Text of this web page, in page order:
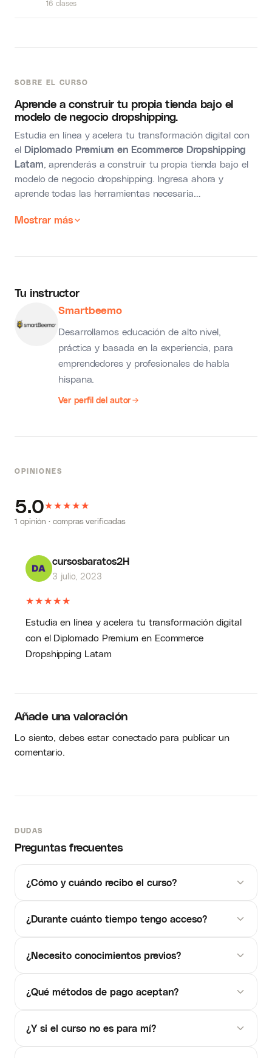
SOBRE EL CURSO
Aprende a construir tu propia tienda bajo el
modelo de negocio dropshipping.
Estudia en línea y acelera tu transformación digital con
el Diplomado Premium en Ecommerce Dropshipping
Latam , aprenderás a construir tu propia tienda bajo el
modelo de negocio dropshipping. Ingresa ahora y
aprende todas las herramientas necesaria…
Mostrar más
16 clases
Tu instructor
Smartbeemo
Desarrollamos educación de alto nivel,
práctica y basada en la experiencia, para
emprendedores y profesionales de habla
hispana.
Ver perfil del autor
OPINIONES
5.0★★★★★
1 opinión · compras verificadas
cursosbaratos2H
3 julio, 2023
★★★★★
Estudia en línea y acelera tu transformación digital
con el Diplomado Premium en Ecommerce
Dropshipping Latam
Añade una valoración
Lo siento, debes estarconectadopara publicar un
comentario.
DUDAS
Preguntas frecuentes
¿Cómo y cuándo recibo el curso?
¿Durante cuánto tiempo tengo acceso?
¿Necesito conocimientos previos?
¿Qué métodos de pago aceptan?
¿Y si el curso no es para mí?